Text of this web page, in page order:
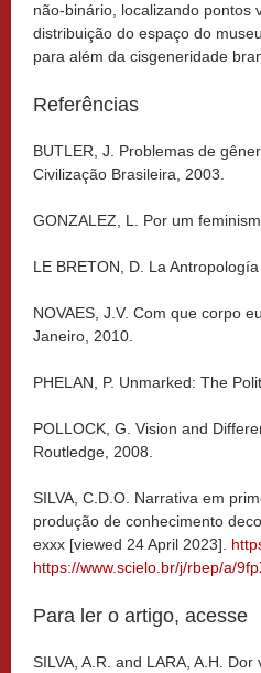
não-binário, localizando pontos
distribuição do espaço do
para além da cisgeneridade
Referências
BUTLER, J. Problemas de
Civilização Brasileira, 2003.
GONZALEZ, L. Por um
LE BRETON, D. La
NOVAES, J.V. Com que corpo
Janeiro, 2010.
PHELAN, P. Unmarked: The
POLLOCK, G. Vision and
Routledge, 2008.
SILVA, C.D.O. Narrativa em
produção de conhecimento
exxx [viewed 24 April 2023].
https://www.scielo.br/j/rbep/a/
Para ler o artigo, acesse
SILVA, A.R. and LARA, A.H.